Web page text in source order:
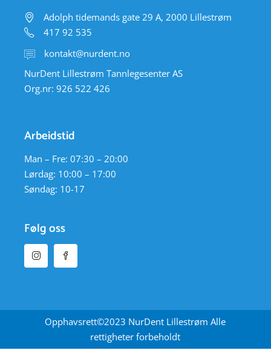
Adolph tidemands gate 29 A, 2000 Lillestrøm
417 92 535
kontakt@nurdent.no
NurDent Lillestrøm Tannlegesenter AS
Org.nr: 926 522 426
Arbeidstid
Man – Fre: 07:30 – 20:00
Lørdag: 10:00 – 17:00
Søndag: 10-17
Følg oss
Opphavsrett©2023 NurDent Lillestrøm Alle
rettigheter forbeholdt